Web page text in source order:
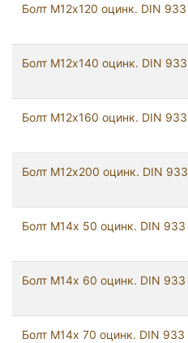
Болт М12х120 оцинк. DIN 933
Болт М12х140 оцинк. DIN 933
Болт М12х160 оцинк. DIN 933
Болт М12х200 оцинк. DIN 933
Болт М14х 50 оцинк. DIN 933
Болт М14х 60 оцинк. DIN 933
Болт М14х 70 оцинк. DIN 933